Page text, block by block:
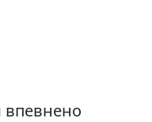
впевнено